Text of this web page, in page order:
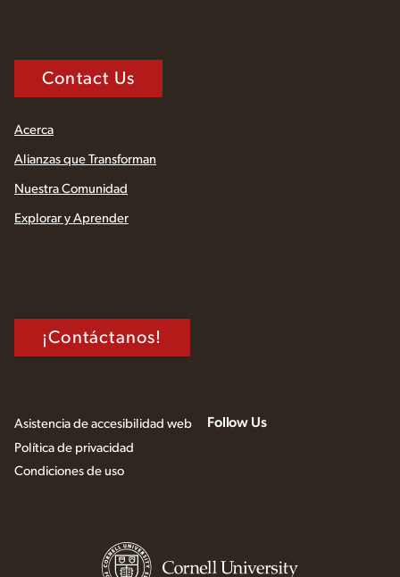
Contact Us
Acerca
Alianzas que Transforman
Nuestra Comunidad
Explorar y Aprender
¡Contáctanos!
Asistencia de accesibilidad web
Política de privacidad
Condiciones de uso
Follow Us